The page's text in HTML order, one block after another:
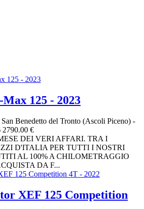
Max 125 - 2023
San Benedetto del Tronto (Ascoli Piceno) -
2790.00 €
DEI VERI AFFARI. TRA I
D'ITALIA PER TUTTI I NOSTRI
AL 100% A CHILOMETRAGGIO
DA F...
XEF 125 Competition